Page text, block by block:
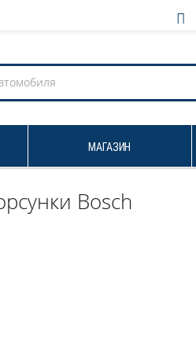
МАГАЗИН
Bosch